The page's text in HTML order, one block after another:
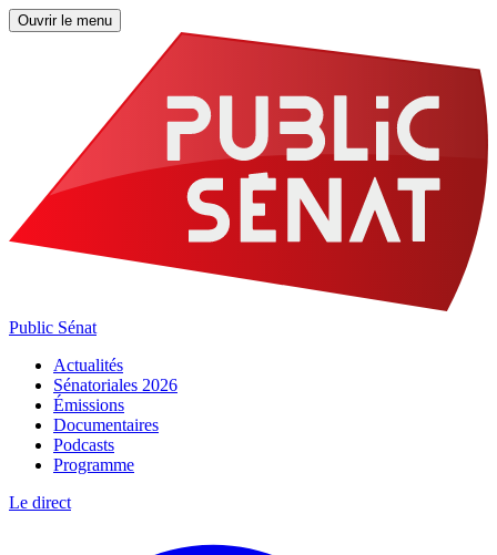
Ouvrir le menu
Public Sénat
Actualités
Sénatoriales 2026
Émissions
Documentaires
Podcasts
Programme
Le direct